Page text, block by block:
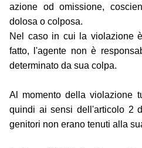
azione od omissione,
dolosa o colposa.
Nel caso in cui la violazione
fatto, l'agente non è
determinato da sua colpa.
Al momento della violazione
quindi ai sensi dell'articolo 2
genitori non erano tenuti alla